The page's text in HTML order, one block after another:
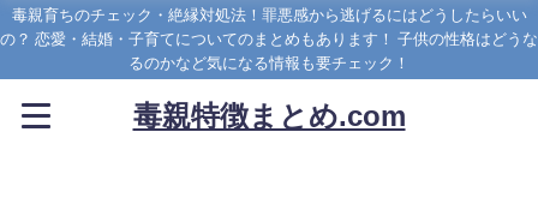
毒親育ちのチェック・絶縁対処法！罪悪感から逃げるにはどうしたらいい
の？ 恋愛・結婚・子育てについてのまとめもあります！ 子供の性格はどうな
るのかなど気になる情報も要チェック！
毒親特徴まとめ.com